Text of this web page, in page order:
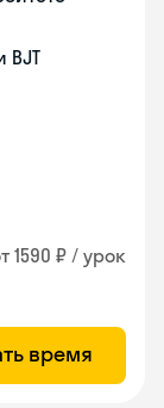
BJT
1590 ₽ / урок
время